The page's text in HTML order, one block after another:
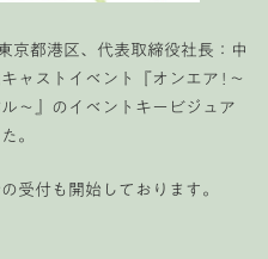
京都港区、代表取締役社長：中
ャストイベント『オンエア ! 〜
〜』のイベントキービジュア
。
受付も開始しております。